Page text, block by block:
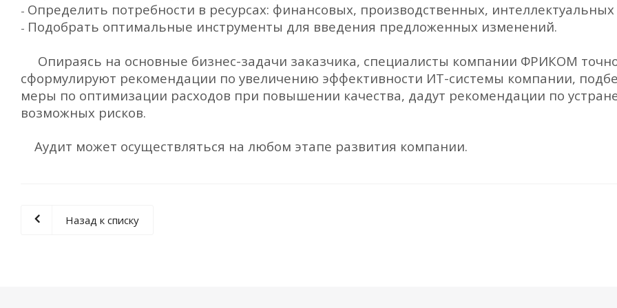
- Определить потребности в ресурсах: финансовых, производственных, интеллектуальных
- Подобрать оптимальные инструменты для введения предложенных изменений.
Опираясь на основные бизнес-задачи заказчика, специалисты компании ФРИКОМ
сформулируют рекомендации по увеличению эффективности ИТ-системы компании,
меры по оптимизации расходов при повышении качества, дадут рекомендации по
возможных рисков.
Аудит может осуществляться на любом этапе развития компании.
Назад к списку